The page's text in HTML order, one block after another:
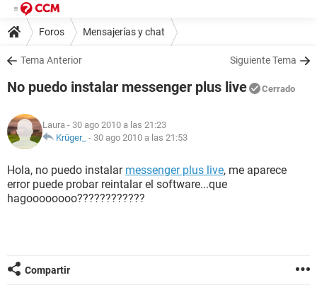
Foros Mensajerías y chat
Tema Anterior Siguiente Tema
No puedo instalar messenger plus live Cerrado
Laura - 30 ago 2010 a las 21:23
Krüger_ - 30 ago 2010 a las 21:53
Hola, no puedo instalar messenger plus live, me aparece
error puede probar reintalar el software...que
hagoooooooo????????????
Compartir